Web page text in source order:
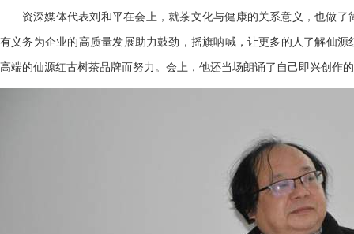
资深媒体代表刘和平在会上，就茶文化与健康的关系意义，也做
有义务为企业的高质量发展助力鼓劲，摇旗呐喊，让更多的人了解仙源
高端的仙源红古树茶品牌而努力。会上，他还当场朗诵了自己即兴创作